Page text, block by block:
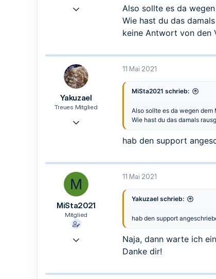
Also sollte es da
Wie hast du das
keine Antwort von den
Yakuzael
Treues Mitglied
Zwickau
11 Mai 2021
MiSta2021 schrieb:
Also sollte es da wegen dem
Wie hast du das damals
hab den support
M
MiSta2021
Mitglied
1
11 Mai 2021
Yakuzael schrieb:
hab den support
Naja, dann warte ich
Danke dir!